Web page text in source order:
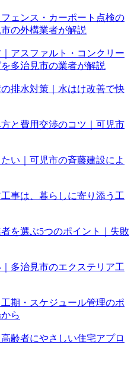
ェンス・カーポート点検の
の外構業者が解説
アスファルト・コンクリー
多治見市の業者が解説
排水対策｜水はけ改善で快
と費用交渉のコツ｜可児市
い｜可児市の斉藤建設によ
事は、暮らしに寄り添う工
を選ぶ5つのポイント｜失敗
多治見市のエクステリア工
期・スケジュール管理のポ
ら
齢者にやさしい住宅アプロ